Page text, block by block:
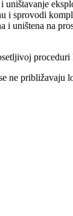
i sprovodi
i uništena na
ne približavaju